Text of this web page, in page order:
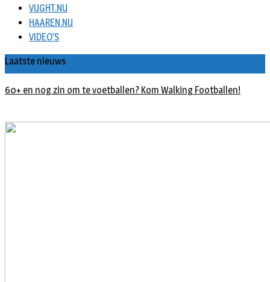
VUGHT.NU
HAAREN.NU
VIDEO’S
Laatste nieuws
60+ en nog zin om te voetballen? Kom Walking Footballen!